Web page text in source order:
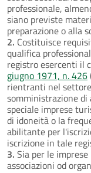
professionale,
siano previste
preparazione o alla
2. Costituisce
qualifica
registro esercenti il
giugno 1971, n. 426
rientranti nel
somministrazione di
speciale imprese
di idoneità o la
abilitante per
iscrizione in tale
3. Sia per le
associazioni od